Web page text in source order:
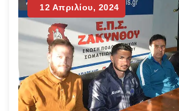
τρόπαιο. Η ομάδα των
Γαλάρου έχει στεφτεί μια
τη σεζόν 2014-15…Continue
12 Απριλίου, 2024